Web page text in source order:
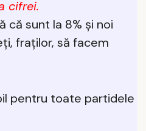
cifrei.
că sunt la 8% și noi
fraților, să facem
pentru toate partidele